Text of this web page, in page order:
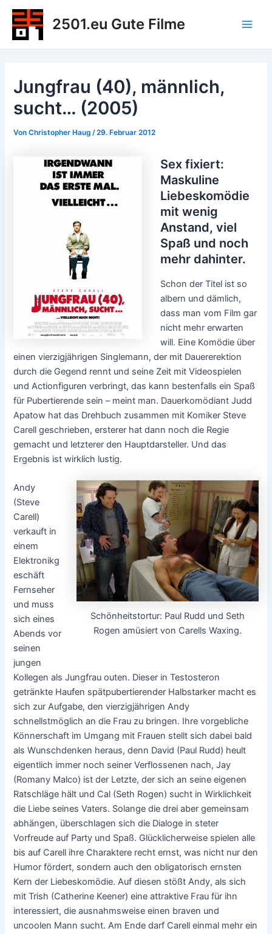
Zum
Inhalt
springen
2501.eu Gute Filme
Jungfrau (40), männlich,
sucht… (2005)
VonChristopher Haug/29. Februar 2012
Sex fixiert:
Maskuline
Liebeskomödie
mit wenig
Anstand, viel
Spaß und noch
mehr dahinter.
Schon der Titel ist so
albern und dämlich,
dass man vom Film gar
nicht mehr erwarten
will. Eine Komödie über
einen vierzigjährigen Singlemann, der mit Dauererektion
durch die Gegend rennt und seine Zeit mit Videospielen
und Actionfiguren verbringt, das kann bestenfalls ein Spaß
für Pubertierende sein – meint man. Dauerkomödiant Judd
Apatow hat das Drehbuch zusammen mit Komiker Steve
Carell geschrieben, ersterer hat dann noch die Regie
gemacht und letzterer den Hauptdarsteller. Und das
Ergebnis ist wirklich lustig.
Schönheitstortur: Paul Rudd und Seth
Rogen amüsiert von Carells Waxing.
Andy
(Steve
Carell)
verkauft in
einem
Elektronikg
eschäft
Fernseher
und muss
sich eines
Abends vor
seinen
jungen
Kollegen als Jungfrau outen. Dieser in Testosteron
getränkte Haufen spätpubertierender Halbstarker macht es
sich zur Aufgabe, den vierzigjährigen Andy
schnellstmöglich an die Frau zu bringen. Ihre vorgebliche
Könnerschaft im Umgang mit Frauen stellt sich dabei bald
als Wunschdenken heraus, denn David (Paul Rudd) heult
eigentlich immer noch seiner Verflossenen nach, Jay
(Romany Malco) ist der Letzte, der sich an seine eigenen
Ratschläge hält und Cal (Seth Rogen) sucht in Wirklichkeit
die Liebe seines Vaters. Solange die drei aber gemeinsam
abhängen, überschlagen sich die Dialoge in steter
Vorfreude auf Party und Spaß. Glücklicherweise spielen alle
bis auf Carell ihre Charaktere recht ernst, was nicht nur den
Humor fördert, sondern auch den obligatorisch ernsten
Kern der Liebeskomödie. Auf diesen stößt Andy, als sich
mit Trish (Catherine Keener) eine attraktive Frau für ihn
interessiert, die ausnahmsweise einen braven und
uncoolen Mann sucht. Am Ende darf Carell einmal mehr ein